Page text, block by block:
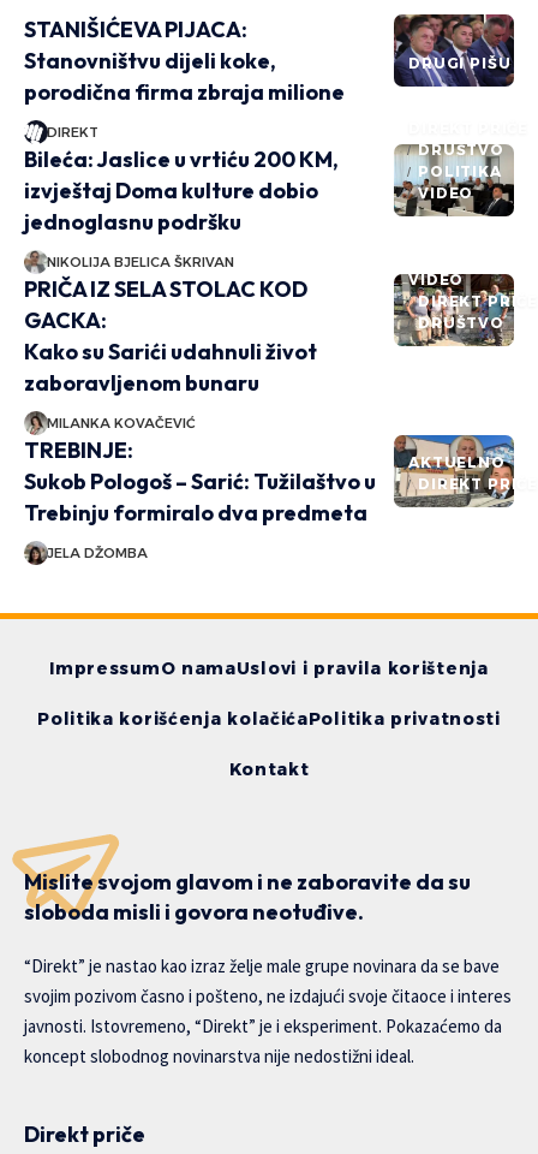
DRUGI PIŠU
STANIŠIĆEVA PIJACA:
Stanovništvu dijeli koke,
porodična firma zbraja milione
DIREKT
DRUŠTVO
POLITIKA
VIDEO
Bileća: Jaslice u vrtiću 200 KM,
izvještaj Doma kulture dobio
jednoglasnu podršku
NIKOLIJA BJELICA ŠKRIVAN
VIDEO
DIREKT PRIČE
DRUŠTVO
PRIČA IZ SELA STOLAC KOD
GACKA:
Kako su Sarići udahnuli život
zaboravljenom bunaru
MILANKA KOVAČEVIĆ
AKTUELNO
DIREKT PRIČE
TREBINJE:
Sukob Pologoš – Sarić: Tužilaštvo u
Trebinju formiralo dva predmeta
JELA DŽOMBA
ImpressumO namaUslovi i pravila korištenja
Politika korišćenja kolačićaPolitika privatnosti
Kontakt
Mislite svojom glavom i ne zaboravite da su
sloboda misli i govora neotuđive.
“Direkt” je nastao kao izraz želje male grupe novinara da se bave
svojim pozivom časno i pošteno, ne izdajući svoje čitaoce i interes
javnosti. Istovremeno, “Direkt” je i eksperiment. Pokazaćemo da
koncept slobodnog novinarstva nije nedostižni ideal.
Direkt priče